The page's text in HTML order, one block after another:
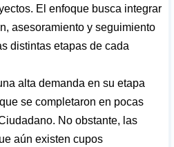
El enfoque busca integrar
asesoramiento y seguimiento
distintas etapas de cada
alta demanda en su etapa
se completaron en pocas
No obstante, las
aún existen cupos